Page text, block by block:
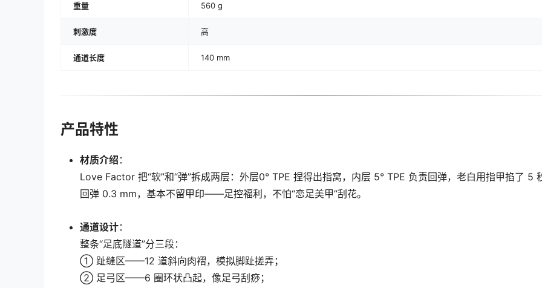
重量 560 g
刺激度 高
通道长度 140 mm
产品特性
材质介绍 ：
Love Factor 把“软”和“弹”拆成两层：外层0° TPE 捏得出指窝，内层 5° TPE 负责回弹，老白用指甲掐了 5
回弹 0.3 mm，基本不留甲印——足控福利，不怕“恋足美甲”刮花。
通道设计：
整条“足底隧道”分三段：
① 趾缝区——12 道斜向肉褶，模拟脚趾搓弄；
② 足弓区——6 圈环状凸起，像足弓刮痧；